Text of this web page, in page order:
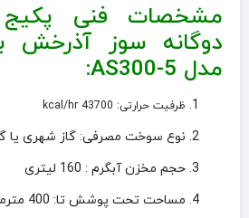
مشخصات فنی پکيج
دوگانه سوز آذرخش
مدل AS300-5:
ظرفیت حرارتی: 43700 kcal/hr
نوع سوخت مصرفی: گاز شهری یا
حجم مخزن آبگرم : 160 لیتری
مساحت تحت پوشش تا: 400 مترمربع